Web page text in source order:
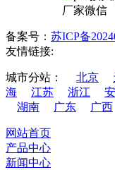
备案号： 苏ICP备
友情链接:
城市分站： 北京
海
江苏 浙江
湖南
广东 广西
网站首页
产品中心
新闻中心